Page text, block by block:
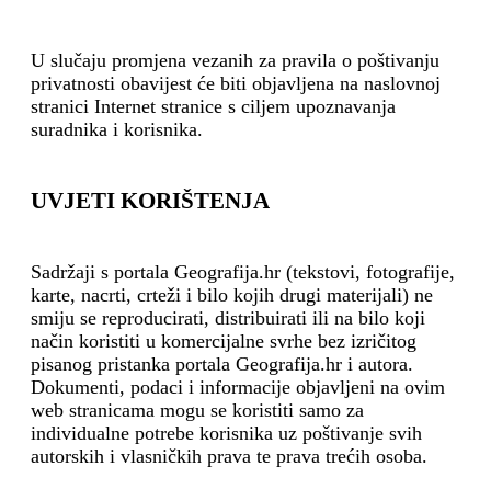
U slučaju promjena vezanih za pravila o poštivanju
privatnosti obavijest će biti objavljena na naslovnoj
stranici Internet stranice s ciljem upoznavanja
suradnika i korisnika.
UVJETI KORIŠTENJA
Sadržaji s portala Geografija.hr (tekstovi, fotografije,
karte, nacrti, crteži i bilo kojih drugi materijali) ne
smiju se reproducirati, distribuirati ili na bilo koji
način koristiti u komercijalne svrhe bez izričitog
pisanog pristanka portala Geografija.hr i autora.
Dokumenti, podaci i informacije objavljeni na ovim
web stranicama mogu se koristiti samo za
individualne potrebe korisnika uz poštivanje svih
autorskih i vlasničkih prava te prava trećih osoba.